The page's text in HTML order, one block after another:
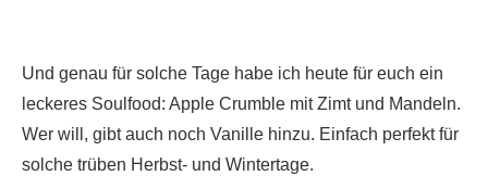
Und genau für solche Tage habe ich heute für euch ein
leckeres Soulfood: Apple Crumble mit Zimt und Mandeln.
Wer will, gibt auch noch Vanille hinzu. Einfach perfekt für
solche trüben Herbst- und Wintertage.